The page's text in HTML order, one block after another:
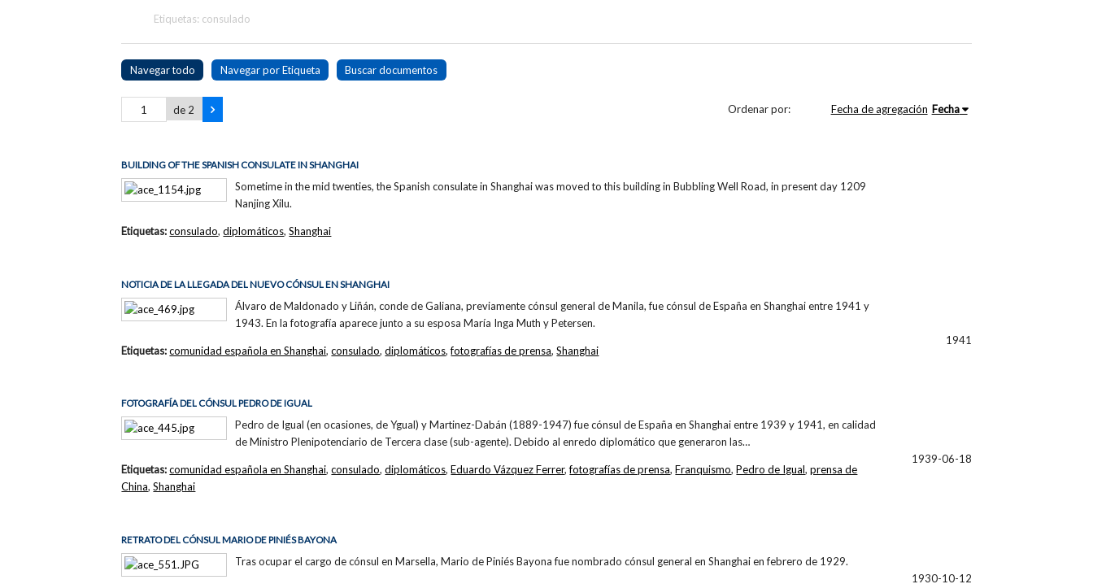
Etiquetas: consulado
Navegar todo Navegar por Etiqueta Buscar documentos
de 2 Ordenar por: Fecha de agregación Fecha
BUILDING OF THE SPANISH CONSULATE IN SHANGHAI
Sometime in the mid twenties, the Spanish consulate in Shanghai was moved to this building in Bubbling Well Road, in present day 1209
Nanjing Xilu.
Etiquetas:consulado,diplomáticos,Shanghai
NOTICIA DE LA LLEGADA DEL NUEVO CÓNSUL EN SHANGHAI
Álvaro de Maldonado y Liñán, conde de Galiana, previamente cónsul general de Manila, fue cónsul de España en Shanghai entre 1941 y
1943. En la fotografía aparece junto a su esposa María Inga Muth y Petersen.
1941
Etiquetas:comunidad española en Shanghai,consulado,diplomáticos,fotografías de prensa,Shanghai
FOTOGRAFÍA DEL CÓNSUL PEDRO DE IGUAL
Pedro de Igual (en ocasiones, de Ygual) y Martinez-Dabán (1889-1947) fue cónsul de España en Shanghai entre 1939 y 1941, en calidad
de Ministro Plenipotenciario de Tercera clase (sub-agente). Debido al enredo diplomático que generaron las…
1939-06-18
Etiquetas:comunidad española en Shanghai,consulado,diplomáticos,Eduardo Vázquez Ferrer,fotografías de prensa,Franquismo,Pedro de Igual,prensa de
China,Shanghai
RETRATO DEL CÓNSUL MARIO DE PINIÉS BAYONA
Tras ocupar el cargo de cónsul en Marsella, Mario de Piniés Bayona fue nombrado cónsul general en Shanghai en febrero de 1929.
1930-10-12